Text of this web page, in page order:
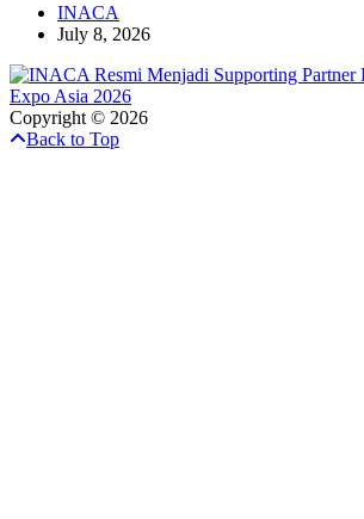
INACA
July 8, 2026
Copyright © 2026
Back to Top